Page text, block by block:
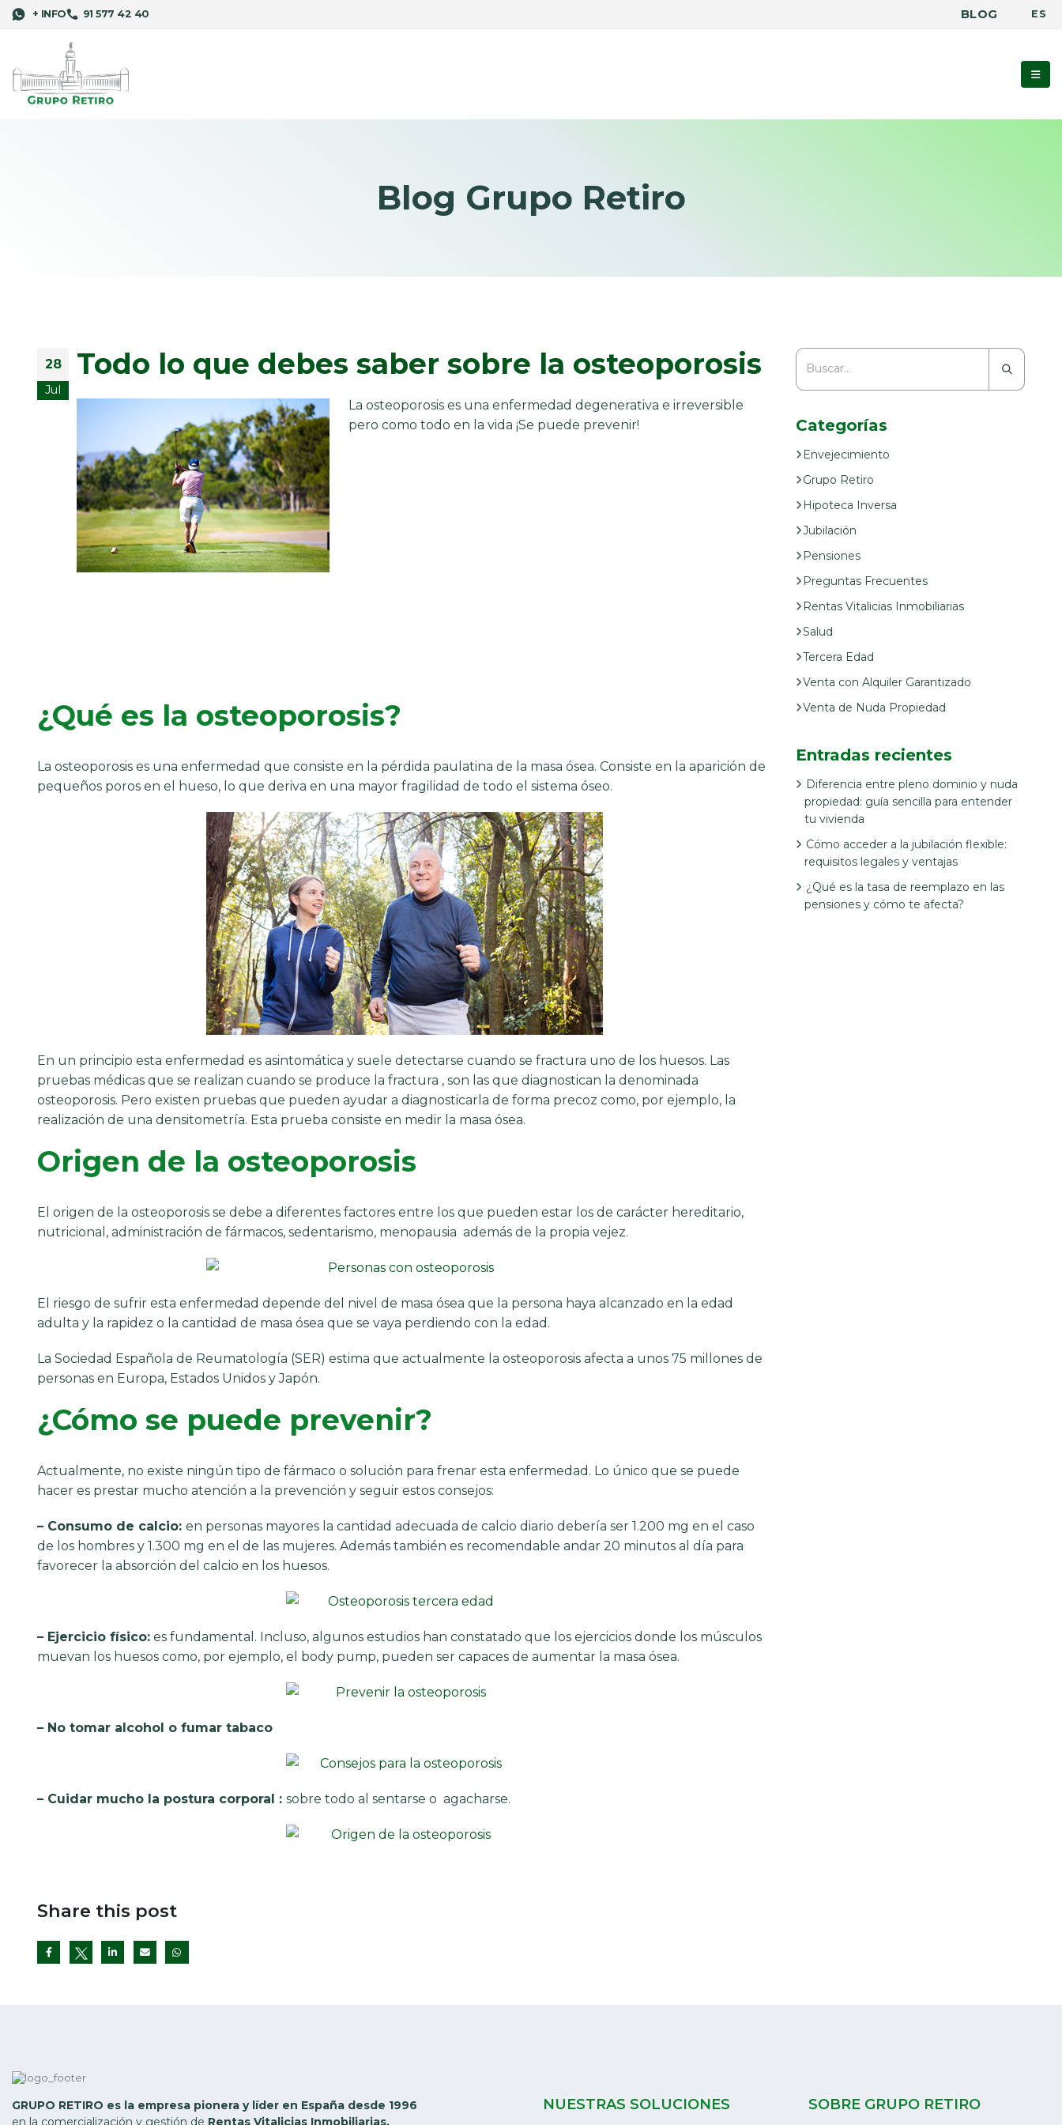
+ INFO 91 577 42 40 BLOG ES
Blog Grupo Retiro
28
Jul
Todo lo que debes saber sobre la osteoporosis
La osteoporosis es una enfermedad degenerativa e irreversible
pero como todo en la vida ¡Se puede prevenir!
¿Qué es la osteoporosis?
La osteoporosis es una enfermedad que consiste en la pérdida paulatina de la masa ósea. Consiste en la aparición de
pequeños poros en el hueso, lo que deriva en una mayor fragilidad de todo el sistema óseo.
En un principio esta enfermedad es asintomática y suele detectarse cuando se fractura uno de los huesos. Las
pruebas médicas que se realizan cuando se produce la fractura , son las que diagnostican la denominada
osteoporosis. Pero existen pruebas que pueden ayudar a diagnosticarla de forma precoz como, por ejemplo, la
realización de una densitometría. Esta prueba consiste en medir la masa ósea.
Origen de la osteoporosis
El origen de la osteoporosis se debe a diferentes factores entre los que pueden estar los de carácter hereditario,
nutricional, administración de fármacos, sedentarismo, menopausia además de la propia vejez.
El riesgo de sufrir esta enfermedad depende del nivel de masa ósea que la persona haya alcanzado en la edad
adulta y la rapidez o la cantidad de masa ósea que se vaya perdiendo con la edad.
La Sociedad Española de Reumatología (SER) estima que actualmente la osteoporosis afecta a unos 75 millones de
personas en Europa, Estados Unidos y Japón.
¿Cómo se puede prevenir?
Actualmente, no existe ningún tipo de fármaco o solución para frenar esta enfermedad. Lo único que se puede
hacer es prestar mucho atención a la prevención y seguir estos consejos:
– Consumo de calcio: en personas mayores la cantidad adecuada de calcio diario debería ser 1.200 mg en el caso
de los hombres y 1.300 mg en el de las mujeres. Además también es recomendable andar 20 minutos al día para
favorecer la absorción del calcio en los huesos.
– Ejercicio físico: es fundamental. Incluso, algunos estudios han constatado que los ejercicios donde los músculos
muevan los huesos como, por ejemplo, el body pump, pueden ser capaces de aumentar la masa ósea.
– No tomar alcohol o fumar tabaco
– Cuidar mucho la postura corporal : sobre todo al sentarse o agacharse.
Share this post
Categorías
Envejecimiento
Grupo Retiro
Hipoteca Inversa
Jubilación
Pensiones
Preguntas Frecuentes
Rentas Vitalicias Inmobiliarias
Salud
Tercera Edad
Venta con Alquiler Garantizado
Venta de Nuda Propiedad
Entradas recientes
Diferencia entre pleno dominio y nuda
propiedad: guía sencilla para entender
tu vivienda
Cómo acceder a la jubilación flexible:
requisitos legales y ventajas
¿Qué es la tasa de reemplazo en las
pensiones y cómo te afecta?
GRUPO RETIRO es la empresa pionera y líder en España desde 1996
en la comercialización y gestión de Rentas Vitalicias Inmobiliarias,
NUESTRAS SOLUCIONES SOBRE GRUPO RETIRO